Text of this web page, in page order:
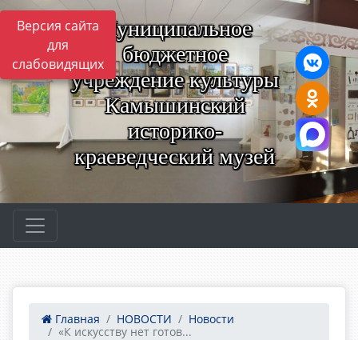
Версия сайта
для
слабовидящих
Муниципальное
бюджетное
учреждение культуры
Камышинский
историко-
краеведческий музей
Главная НОВОСТИ
Новости
«К искусству нет готов...